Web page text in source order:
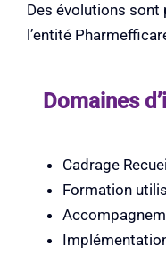
Des évolutions sont
l’entité
Domaines
Cadrage
Formation